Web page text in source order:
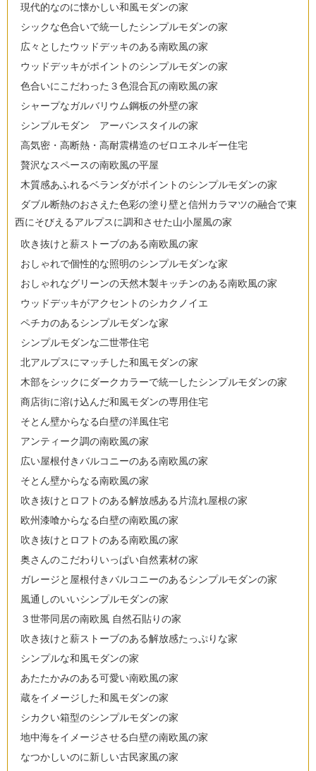
現代的なのに懐かしい和風モダンの家
シックな色合いで統一したシンプルモダンの家
広々としたウッドデッキのある南欧風の家
ウッドデッキがポイントのシンプルモダンの家
色合いにこだわった３色混合瓦の南欧風の家
シャープなガルバリウム鋼板の外壁の家
シンプルモダン アーバンスタイルの家
高気密・高断熱・高耐震構造のゼロエネルギー住宅
贅沢なスペースの南欧風の平屋
木質感あふれるベランダがポイントのシンプルモダンの家
ダブル断熱のおさえた色彩の塗り壁と信州カラマツの融合で東
西にそびえるアルプスに調和させた山小屋風の家
吹き抜けと薪ストーブのある南欧風の家
おしゃれで個性的な照明のシンプルモダンな家
おしゃれなグリーンの天然木製キッチンのある南欧風の家
ウッドデッキがアクセントのシカクノイエ
ペチカのあるシンプルモダンな家
シンプルモダンな二世帯住宅
北アルプスにマッチした和風モダンの家
木部をシックにダークカラーで統一したシンプルモダンの家
商店街に溶け込んだ和風モダンの専用住宅
そとん壁からなる白壁の洋風住宅
アンティーク調の南欧風の家
広い屋根付きバルコニーのある南欧風の家
そとん壁からなる南欧風の家
吹き抜けとロフトのある解放感ある片流れ屋根の家
欧州漆喰からなる白壁の南欧風の家
吹き抜けとロフトのある南欧風の家
奥さんのこだわりいっぱい自然素材の家
ガレージと屋根付きバルコニーのあるシンプルモダンの家
風通しのいいシンプルモダンの家
３世帯同居の南欧風 自然石貼りの家
吹き抜けと薪ストーブのある解放感たっぷりな家
シンプルな和風モダンの家
あたたかみのある可愛い南欧風の家
蔵をイメージした和風モダンの家
シカクい箱型のシンプルモダンの家
地中海をイメージさせる白壁の南欧風の家
なつかしいのに新しい古民家風の家